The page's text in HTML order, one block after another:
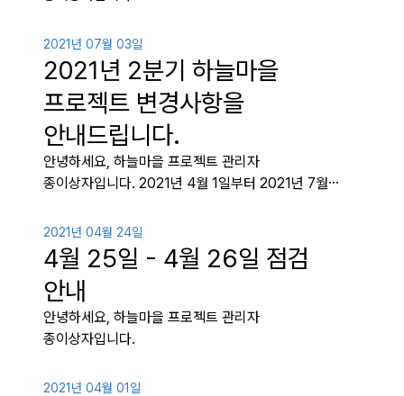
2021년 07월 03일
2021년 2분기 하늘마을
프로젝트 변경사항을
안내드립니다.
안녕하세요, 하늘마을 프로젝트 관리자
종이상자입니다. 2021년 4월 1일부터 2021년 7월…
2021년 04월 24일
4월 25일 - 4월 26일 점검
안내
안녕하세요, 하늘마을 프로젝트 관리자
종이상자입니다.
2021년 04월 01일